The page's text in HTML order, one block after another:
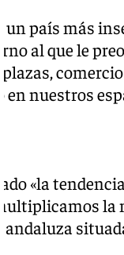
un país más
al que le
nuestros
«la
andaluza